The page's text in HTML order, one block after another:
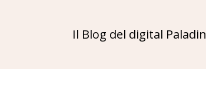
Il Blog del digital Paladin